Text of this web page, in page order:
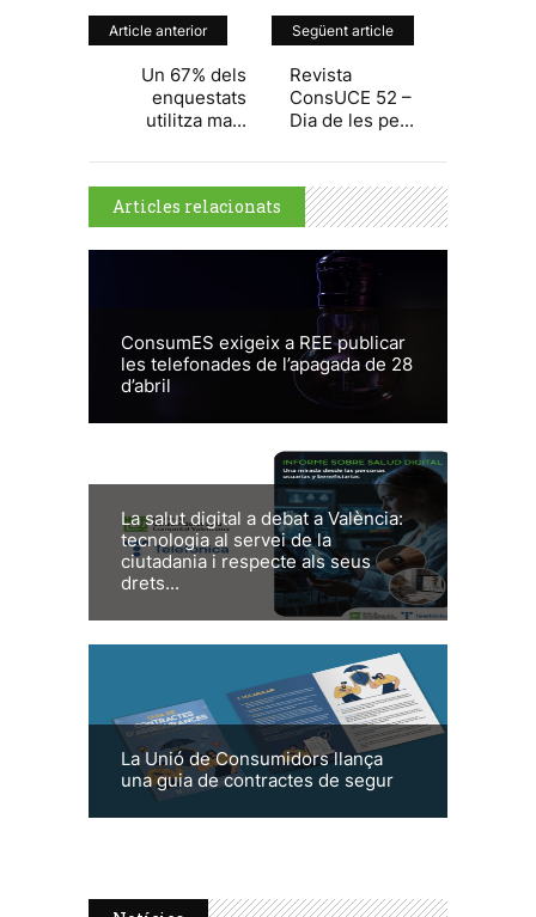
Article anterior
Un 67% dels
enquestats
utilitza ma...
Següent article
Revista
ConsUCE 52 –
Dia de les pe...
Articles relacionats
ConsumES exigeix a REE publicar
les telefonades de l’apagada de 28
d’abril
La salut digital a debat a València:
tecnologia al servei de la
ciutadania i respecte als seus
drets...
La Unió de Consumidors llança
una guia de contractes de segur